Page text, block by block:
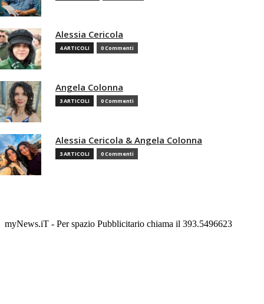
Alessia Cericola
4 ARTICOLI 0 Commenti
Angela Colonna
3 ARTICOLI 0 Commenti
Alessia Cericola & Angela Colonna
3 ARTICOLI 0 Commenti
myNews.iT - Per spazio Pubblicitario chiama il 393.5496623